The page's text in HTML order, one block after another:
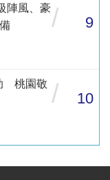
陣風、豪/ 9
桃園敬 / 10